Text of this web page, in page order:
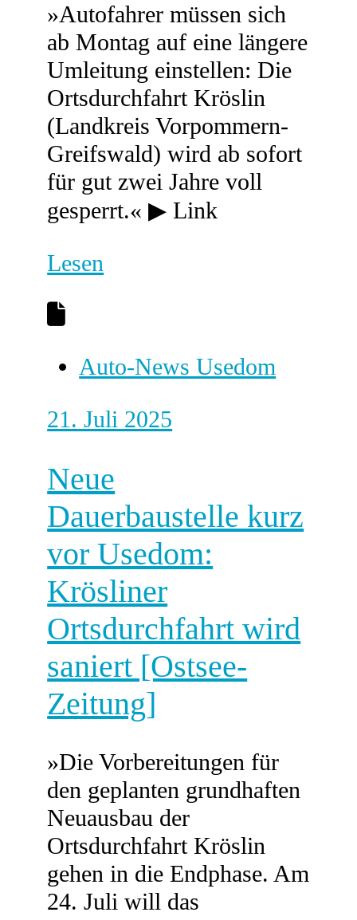
»Autofahrer müssen sich
ab Montag auf eine längere
Umleitung einstellen: Die
Ortsdurchfahrt Kröslin
(Landkreis Vorpommern-
Greifswald) wird ab sofort
für gut zwei Jahre voll
gesperrt.« ▶ Link
Lesen
Auto-News Usedom
21. Juli 2025
Neue
Dauerbaustelle kurz
vor Usedom:
Krösliner
Ortsdurchfahrt wird
saniert [Ostsee-
Zeitung]
»Die Vorbereitungen für
den geplanten grundhaften
Neuausbau der
Ortsdurchfahrt Kröslin
gehen in die Endphase. Am
24. Juli will das